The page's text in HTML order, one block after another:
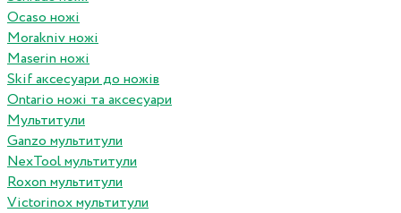
Ocaso ножі
Morakniv ножі
Maserin ножі
Skif аксесуари до ножів
Ontario ножі та аксесуари
Мультитули
Ganzo мультитули
NexTool мультитули
Roxon мультитули
Victorinox мультитули